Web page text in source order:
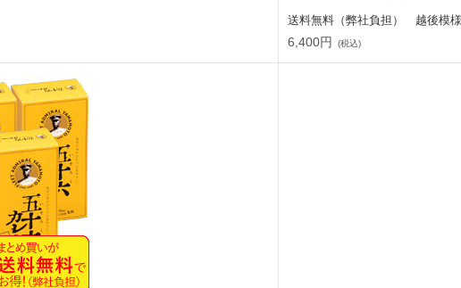
送料無料（弊社負担） 越後模
6,400円 (税込)